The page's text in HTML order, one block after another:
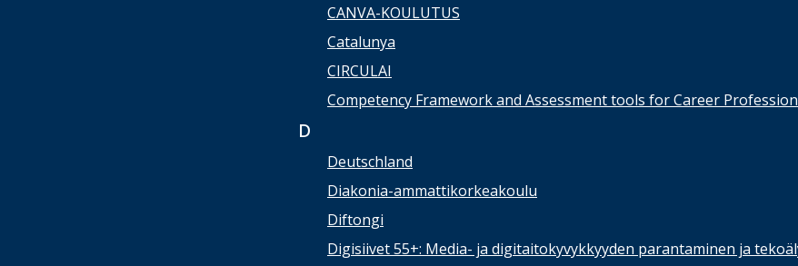
CANVA-KOULUTUS
Catalunya
CIRCULAI
Competency Framework and Assessment tools for Career
D
Deutschland
Diakonia-ammattikorkeakoulu
Diftongi
Digisiivet 55+: Media- ja digitaitokyvykkyyden parantaminen ja